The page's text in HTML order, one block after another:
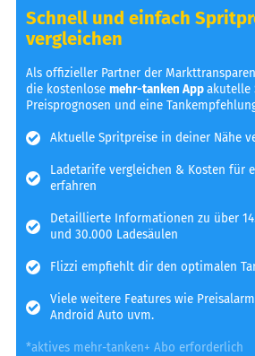
Schnell und einfach
vergleichen
Als offizieller Partner der
die kostenlosemehr-tanken Appakutelle
Preisprognosen und eine
Aktuelle Spritpreise in deiner Nähe
Ladetarife vergleichen & Kosten für
erfahren
Detaillierte Informationen zu über
und 30.000 Ladesäulen
Flizzi empfiehlt dir den optimalen
Viele weitere Features wie
Android Auto uvm.
*aktives mehr-tanken+ Abo erforderlich